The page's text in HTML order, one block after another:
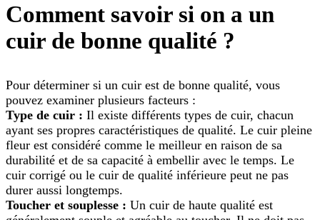
Comment savoir si on a un
cuir de bonne qualité ?
Pour déterminer si un cuir est de bonne qualité, vous
pouvez examiner plusieurs facteurs :
Type de cuir : Il existe différents types de cuir, chacun
ayant ses propres caractéristiques de qualité. Le cuir pleine
fleur est considéré comme le meilleur en raison de sa
durabilité et de sa capacité à embellir avec le temps. Le
cuir corrigé ou le cuir de qualité inférieure peut ne pas
durer aussi longtemps.
Toucher et souplesse : Un cuir de haute qualité est